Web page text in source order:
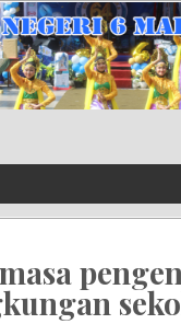
masa